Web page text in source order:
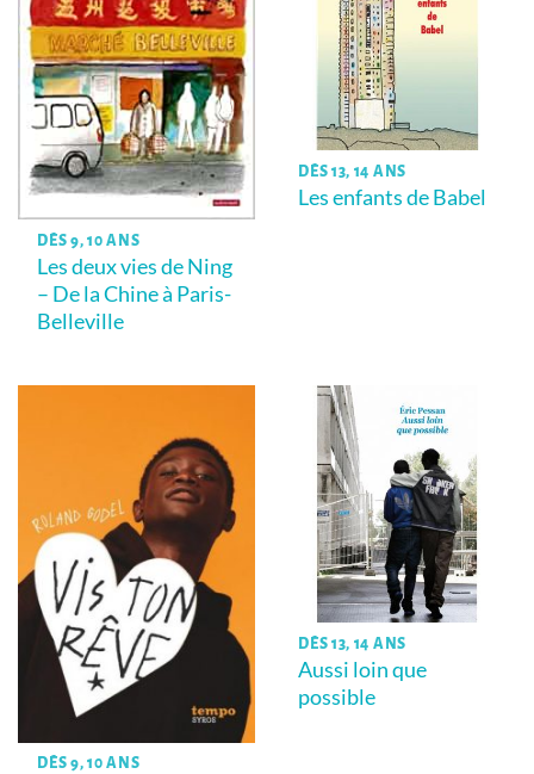
DÈS 9, 10 ANS
Les deux vies de Ning
– De la Chine à Paris-
Belleville
DÈS 13, 14 ANS
Les enfants de Babel
DÈS 9, 10 ANS
DÈS 13, 14 ANS
Aussi loin que
possible